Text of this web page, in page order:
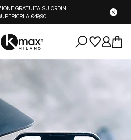
GRATUITA SU ORDINI
A €49,90